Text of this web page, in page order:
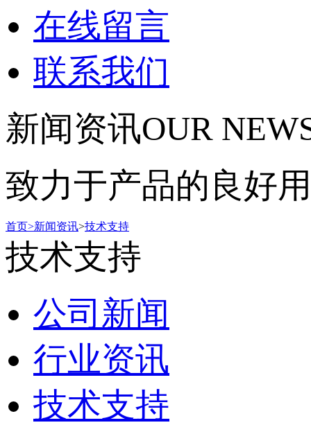
在线留言
联系我们
新闻资讯OUR
致力于产品的良好
首页>新闻资讯>技术支持
技术支持
公司新闻
行业资讯
技术支持